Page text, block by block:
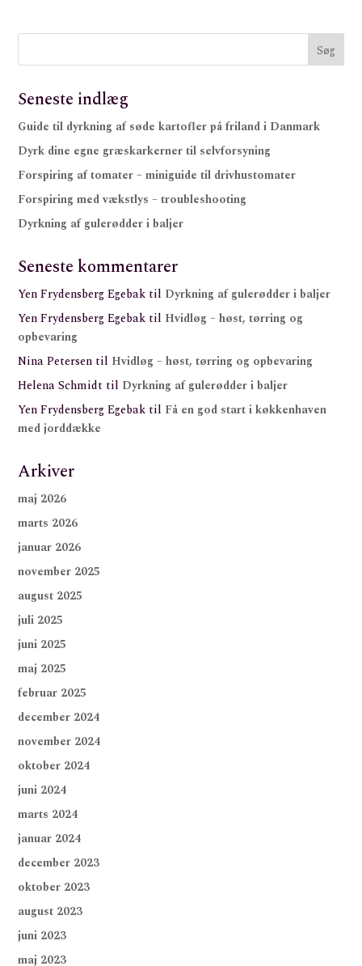
Seneste indlæg
Guide til dyrkning af søde kartofler på friland i Danmark
Dyrk dine egne græskarkerner til selvforsyning
Forspiring af tomater – miniguide til drivhustomater
Forspiring med vækstlys – troubleshooting
Dyrkning af gulerødder i baljer
Seneste kommentarer
Yen Frydensberg Egebak til Dyrkning af gulerødder i baljer
Yen Frydensberg Egebak til Hvidløg – høst, tørring og
opbevaring
Nina Petersen til Hvidløg – høst, tørring og opbevaring
Helena Schmidt til Dyrkning af gulerødder i baljer
Yen Frydensberg Egebak til Få en god start i køkkenhaven
med jorddække
Arkiver
maj 2026
marts 2026
januar 2026
november 2025
august 2025
juli 2025
juni 2025
maj 2025
februar 2025
december 2024
november 2024
oktober 2024
juni 2024
marts 2024
januar 2024
december 2023
oktober 2023
august 2023
juni 2023
maj 2023